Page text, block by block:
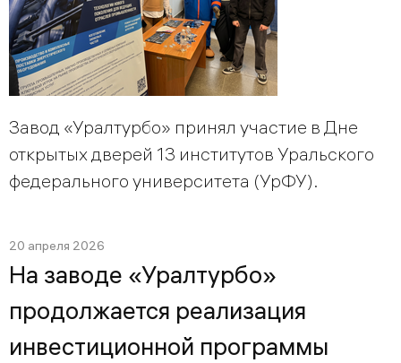
Завод «Уралтурбо» принял участие в Дне
открытых дверей 13 институтов Уральского
федерального университета (УрФУ).
20 апреля 2026
На заводе «Уралтурбо»
продолжается реализация
инвестиционной программы